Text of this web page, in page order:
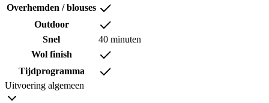
Overhemden / blouses
Outdoor
Snel
40 minuten
Wol finish
Tijdprogramma
Uitvoering algemeen